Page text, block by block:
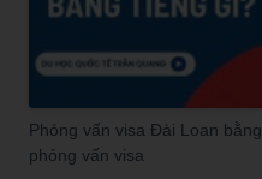
Phỏng vấn visa Đài Loan
phỏng vấn visa